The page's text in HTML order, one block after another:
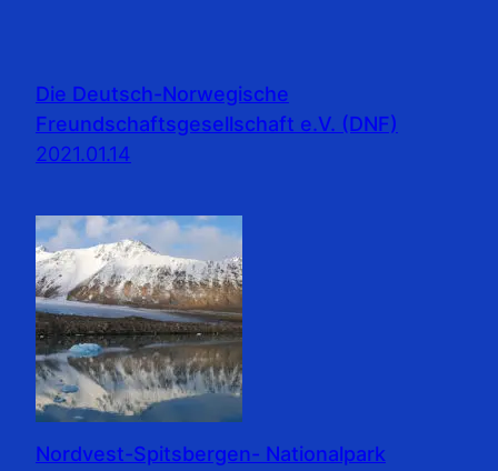
Die Deutsch-Norwegische
Freundschaftsgesellschaft e.V. (DNF)
2021.01.14
Nordvest-Spitsbergen- Nationalpark